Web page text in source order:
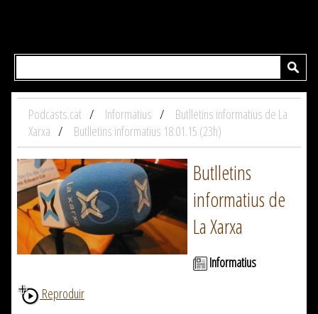
Podcasts.cat Informatius
Butlletins informatius de La
Xarxa
Butlletins informatius 18.01.15 (23h)
Butlletins
informatius de
La Xarxa
Informatius
Reproduir